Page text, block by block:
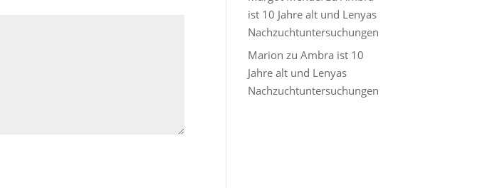
ist 10 Jahre alt und Lenyas
Nachzuchtuntersuchungen
Marion zuAmbra ist 10
Jahre alt und Lenyas
Nachzuchtuntersuchungen